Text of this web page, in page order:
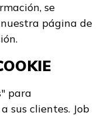
se
página de
para
sus clientes. Job